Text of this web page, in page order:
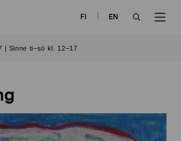
FI
EN
| Sinne ti–sö kl. 12–17